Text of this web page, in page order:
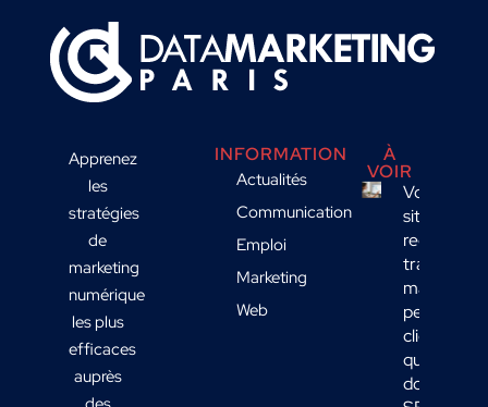
Apprenez
les
stratégies
de
marketing
numérique
les plus
efficaces
auprès
INFORMATION
Actualités
Communication
Emploi
Marketing
Web
À
VOIR
Votre
site
reçoit du
trafic
mais
peu de
clients :
quelles
données